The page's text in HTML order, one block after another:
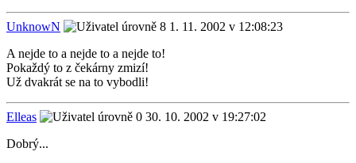
UnknowN
1. 11. 2002 v 12:08:23
A nejde to a nejde to a nejde to!
Pokaždý to z čekárny zmizí!
Už dvakrát se na to vybodli!
Elleas
30. 10. 2002 v 19:27:02
Dobrý...